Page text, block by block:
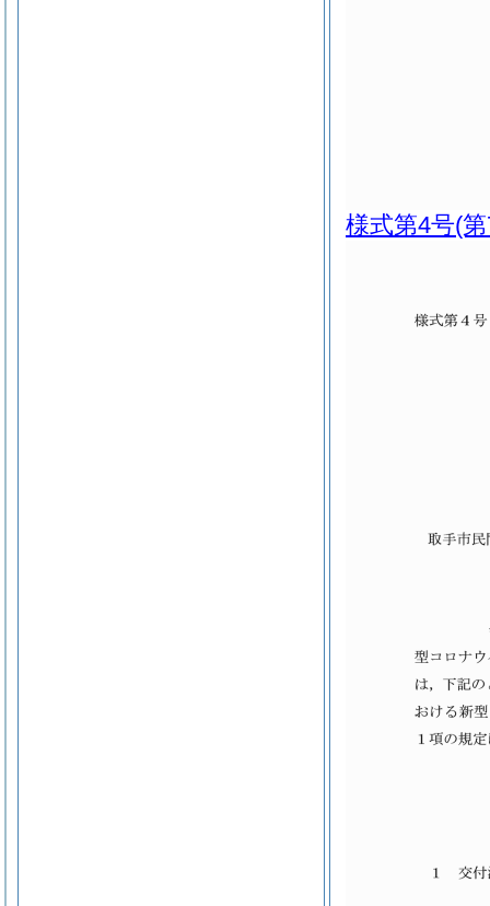
様式第4号(